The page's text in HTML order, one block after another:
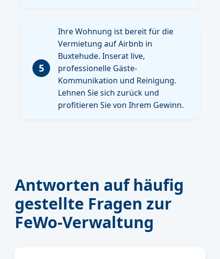
5
Ihre Wohnung ist bereit für die
Vermietung auf Airbnb in
Buxtehude. Inserat live,
professionelle Gäste-
Kommunikation und Reinigung.
Lehnen Sie sich zurück und
profitieren Sie von Ihrem Gewinn.
Antworten auf häufig
gestellte Fragen zur
FeWo-Verwaltung